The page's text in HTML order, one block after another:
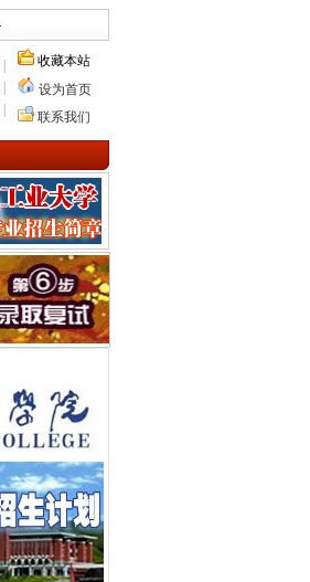
收藏本站
设为首页
联系我们